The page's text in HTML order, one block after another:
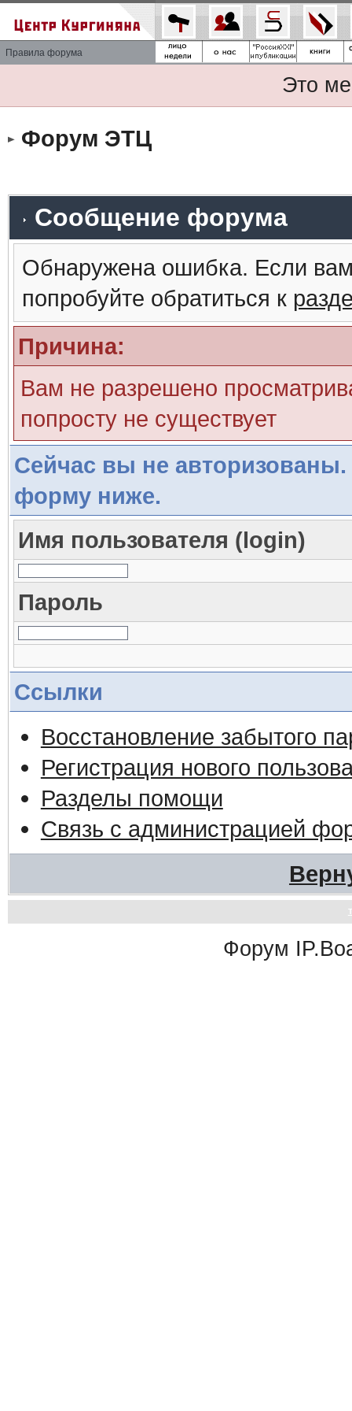
Правила форума
Это
Форум ЭТЦ
Сообщение форума
Обнаружена ошибка. Если
попробуйте обратиться к
Причина:
Вам не разрешено
попросту не существует
Сейчас вы не авторизованы.
форму ниже.
Имя пользователя (login)
Пароль
Ссылки
Восстановление забытого
Регистрация нового
Разделы помощи
Связь с администрацией
Форум